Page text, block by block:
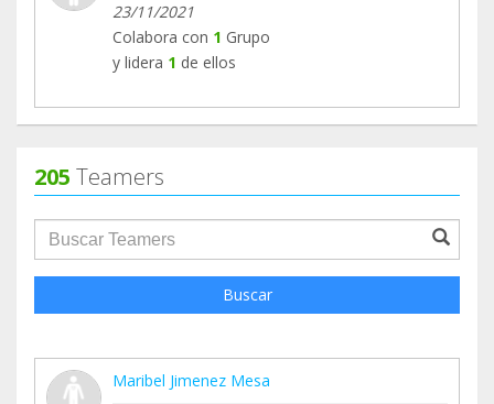
23/11/2021
Colabora con 1 Grupo
y lidera 1 de ellos
205 Teamers
groupProfile.searchForm.search.text???
Buscar
Maribel Jimenez Mesa